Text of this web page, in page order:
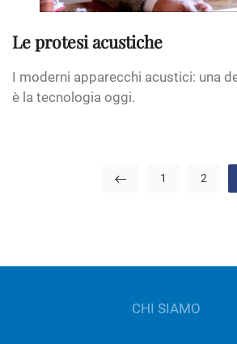
Le protesi acustiche
I moderni apparecchi acustici: una
è la tecnologia oggi.
1 2
CHI SIAMO